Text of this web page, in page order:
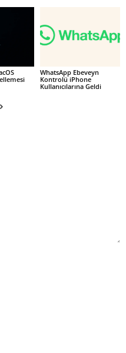
WhatsApp Ebeveyn
Kontrolü iPhone
Kullanıcılarına Geldi